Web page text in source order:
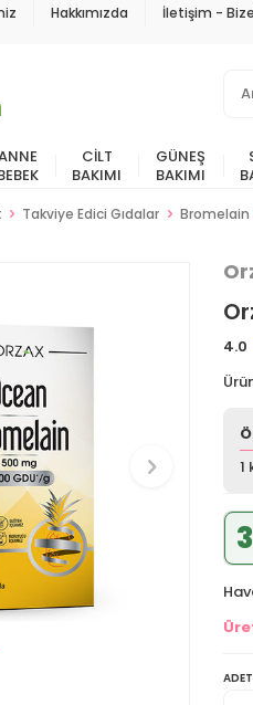
Hakkımızda İletişim - Bize
CILT
BAKIMI
GÜNEŞ
BAKIMI
Takviye Edici Gıdalar Bromelain
4.0
1
ADET